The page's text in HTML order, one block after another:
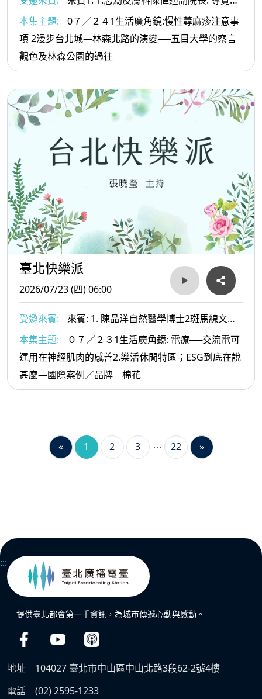
家 葉倫會老師
本集主題:
0７／２４1生活廣角鏡:慢性蕁麻疹注意事
項 2漫步台北城—林森北路的演變──五目大學的察言
觀色及林森公園的過往
臺北快樂派
2026/07/23 (四) 06:00
受邀來賓:
來賓: 1. 陳品洋自然醫學博士2斑馬線文庫
社長及文史工作者-許赫老師
本集主題:
０７／２３1生活廣角鏡: 電療──交流電可
運用在神經肌肉的感善2.樂活休閒特區；ESG到底在說
甚麼—國際案例／品牌 棉花
« 1 2 3 22 »
:::
提供臺北都會第一手資訊，為城市傳遞心動與感動。
地址
104027 臺北市中山區中山北路3段62-2號4樓
電話
(02) 2595-1233